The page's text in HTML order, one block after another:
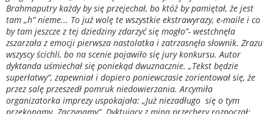
Brahmaputry każdy by się przejechał, bo któż by pamiętał, że jest
tam „h” nieme... To już wolę te wszystkie ekstrawyrazy, e-maile i co
by tam jeszcze z tej dziedziny zdarzyć się mogło”- westchnęła
zszarzała z emocji pierwsza nastolatka i zatrzasnęła słownik. Zrazu
wszyscy ścichli, bo na scenie pojawiło się jury konkursu. Autor
dyktanda uśmiechał się poniekąd dwuznacznie. „Tekst będzie
superłatwy”, zapewniał i dopiero poniewczasie zorientował się, że
przez salę przeszedł pomruk niedowierzania. Arcymiła
organizatorka imprezy uspokajała: „Już niezadługo się o tym